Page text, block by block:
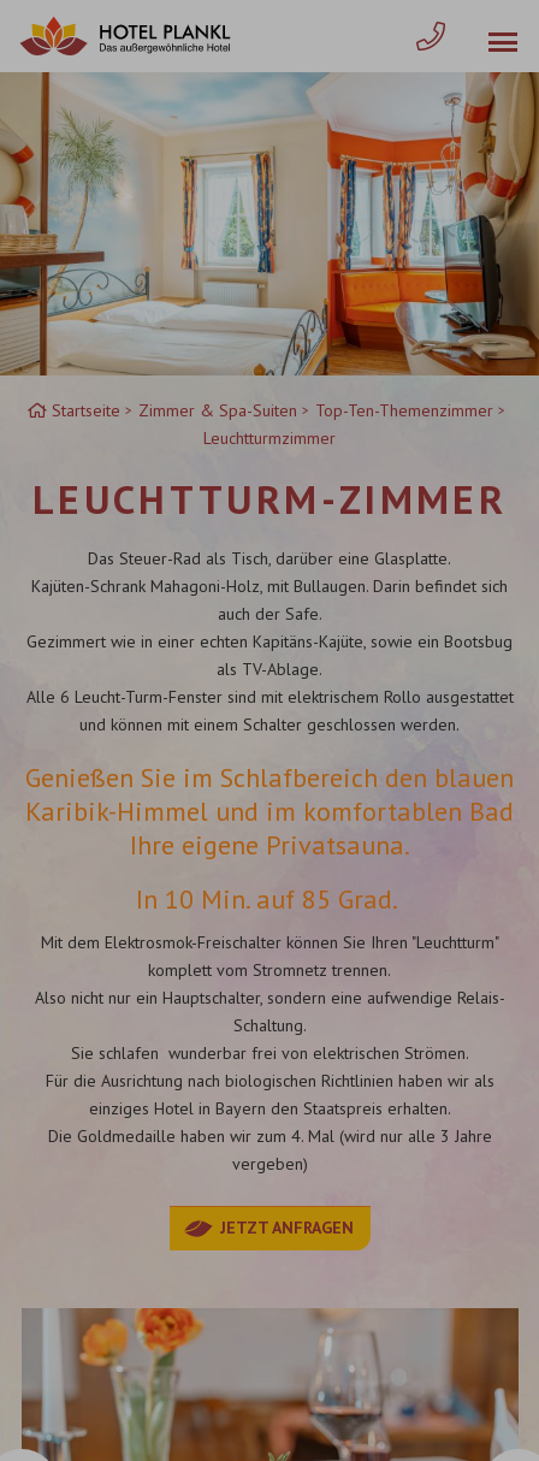
springen
Startseite Zimmer & Spa-Suiten
Top-Ten-Themenzimmer
Leuchtturmzimmer
LEUCHTTURM-ZIMMER
Das Steuer-Rad als Tisch, darüber eine Glasplatte.
Kajüten-Schrank Mahagoni-Holz, mit Bullaugen. Darin befindet sich
auch der Safe.
Gezimmert wie in einer echten Kapitäns-Kajüte, sowie ein Bootsbug
als TV-Ablage.
Alle 6 Leucht-Turm-Fenster sind mit elektrischem Rollo ausgestattet
und können mit einem Schalter geschlossen werden.
Genießen Sie im Schlafbereich den blauen
Karibik-Himmel und im komfortablen Bad
Ihre eigene Privatsauna.
In 10 Min. auf 85 Grad.
Mit dem Elektrosmok-Freischalter können Sie Ihren "Leuchtturm"
komplett vom Stromnetz trennen.
Also nicht nur ein Hauptschalter, sondern eine aufwendige Relais-
Schaltung.
Sie schlafen wunderbar frei von elektrischen Strömen.
Für die Ausrichtung nach biologischen Richtlinien haben wir als
einziges Hotel in Bayern den Staatspreis erhalten.
Die Goldmedaille haben wir zum 4. Mal (wird nur alle 3 Jahre
vergeben)
JETZT ANFRAGEN